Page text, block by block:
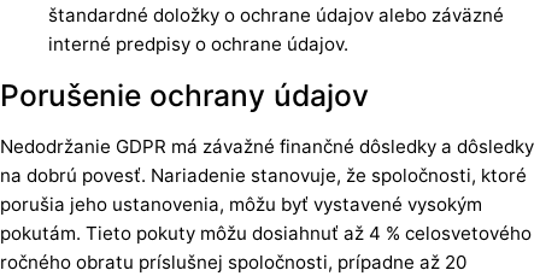
štandardné doložky o ochrane údajov alebo záväzné
interné predpisy o ochrane údajov.
Porušenie ochrany údajov
Nedodržanie GDPR má závažné finančné dôsledky a dôsledky
na dobrú povesť. Nariadenie stanovuje, že spoločnosti, ktoré
porušia jeho ustanovenia, môžu byť vystavené vysokým
pokutám. Tieto pokuty môžu dosiahnuť až 4 % celosvetového
ročného obratu príslušnej spoločnosti, prípadne až 20